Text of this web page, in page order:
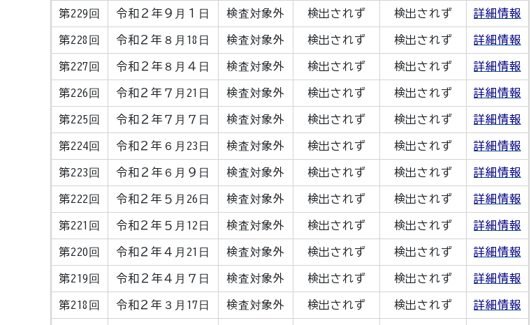
第229回 令和２年９月１日 検査対象外 検出されず 検出されず 詳細情報
第228回 令和２年８月18日 検査対象外 検出されず 検出されず 詳細情報
第227回 令和２年８月４日 検査対象外 検出されず 検出されず 詳細情報
第226回 令和２年７月21日 検査対象外 検出されず 検出されず 詳細情報
第225回 令和２年７月７日 検査対象外 検出されず 検出されず 詳細情報
第224回 令和２年６月23日 検査対象外 検出されず 検出されず 詳細情報
第223回 令和２年６月９日 検査対象外 検出されず 検出されず 詳細情報
第222回 令和２年５月26日 検査対象外 検出されず 検出されず 詳細情報
第221回 令和２年５月12日 検査対象外 検出されず 検出されず 詳細情報
第220回 令和２年４月21日 検査対象外 検出されず 検出されず 詳細情報
第219回 令和２年４月７日 検査対象外 検出されず 検出されず 詳細情報
第218回 令和２年３月17日 検査対象外 検出されず 検出されず 詳細情報